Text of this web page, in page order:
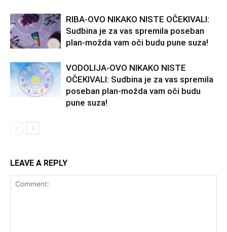
RIBA-OVO NIKAKO NISTE OČEKIVALI:
Sudbina je za vas spremila poseban
plan-možda vam oči budu pune suza!
VODOLIJA-OVO NIKAKO NISTE
OČEKIVALI: Sudbina je za vas spremila
poseban plan-možda vam oči budu
pune suza!
LEAVE A REPLY